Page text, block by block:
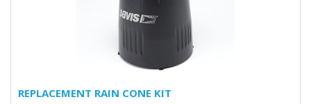
REPLACEMENT RAIN CONE KIT